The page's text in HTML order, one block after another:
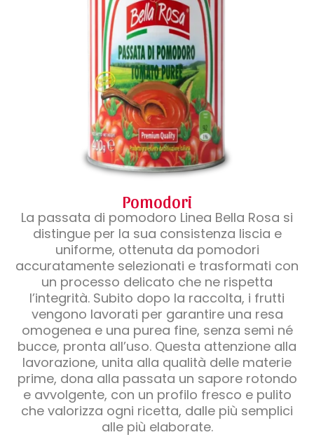
Pomodori
La passata di pomodoro Linea Bella Rosa si
distingue per la sua consistenza liscia e
uniforme, ottenuta da pomodori
accuratamente selezionati e trasformati con
un processo delicato che ne rispetta
l’integrità. Subito dopo la raccolta, i frutti
vengono lavorati per garantire una resa
omogenea e una purea fine, senza semi né
bucce, pronta all’uso. Questa attenzione alla
lavorazione, unita alla qualità delle materie
prime, dona alla passata un sapore rotondo
e avvolgente, con un profilo fresco e pulito
che valorizza ogni ricetta, dalle più semplici
alle più elaborate.